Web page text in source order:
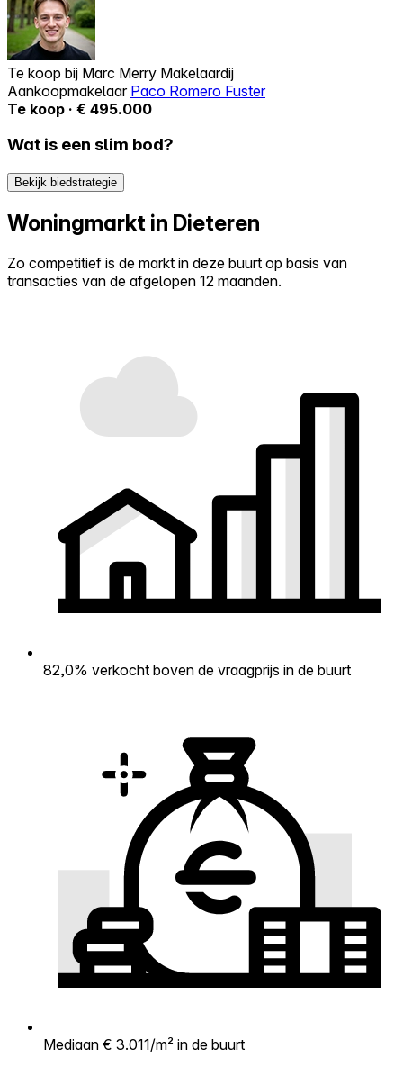
Te koop bij Marc Merry Makelaardij
Aankoopmakelaar Paco Romero Fuster
Te koop · € 495.000
Wat is een slim bod?
Bekijk biedstrategie
Woningmarkt in Dieteren
Zo competitief is de markt in deze buurt op basis van
transacties van de afgelopen 12 maanden.
82,0% verkocht boven de vraagprijs in de buurt
Mediaan € 3.011/m² in de buurt